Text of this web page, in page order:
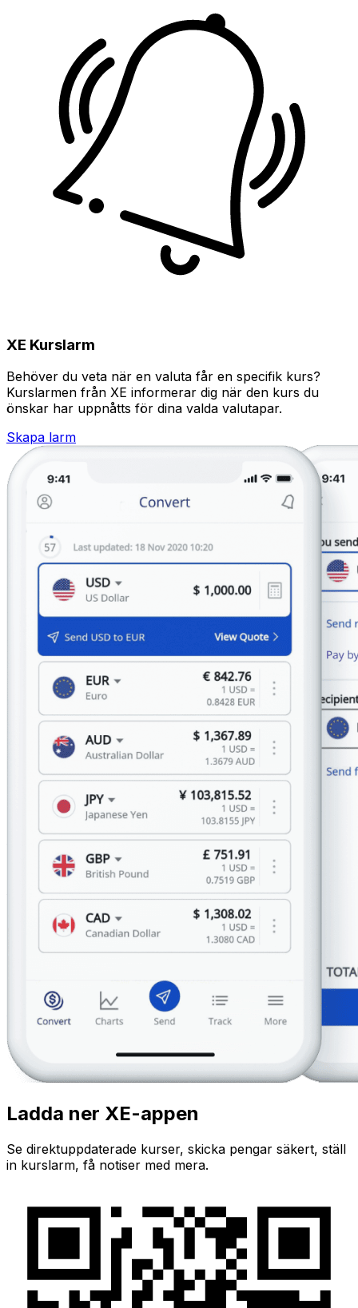
XE Kurslarm
Behöver du veta när en valuta får en specifik kurs?
Kurslarmen från XE informerar dig när den kurs du
önskar har uppnåtts för dina valda valutapar.
Skapa larm
Ladda ner XE-appen
Se direktuppdaterade kurser, skicka pengar säkert, ställ
in kurslarm, få notiser med mera.